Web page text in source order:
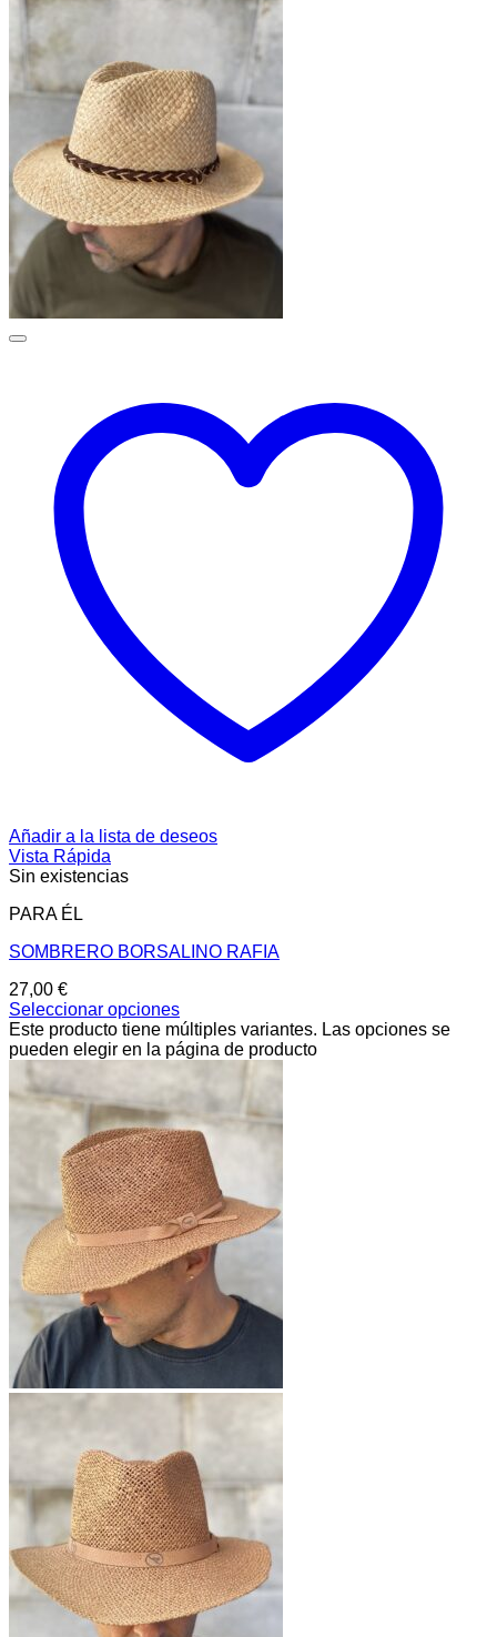
Añadir a la lista de deseos
Vista Rápida
Sin existencias
PARA ÉL
SOMBRERO BORSALINO RAFIA
27,00 €
Seleccionar opciones
Este producto tiene múltiples variantes. Las opciones se
pueden elegir en la página de producto